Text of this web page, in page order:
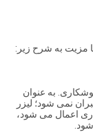
مزیت به شرح زیر:
به عنوان
نمی شود؛ لیزر
اعمال می شود،